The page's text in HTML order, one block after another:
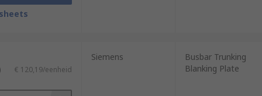
€ 120,19/eenheid
Siemens
Busbar Trunking
Blanking Plate